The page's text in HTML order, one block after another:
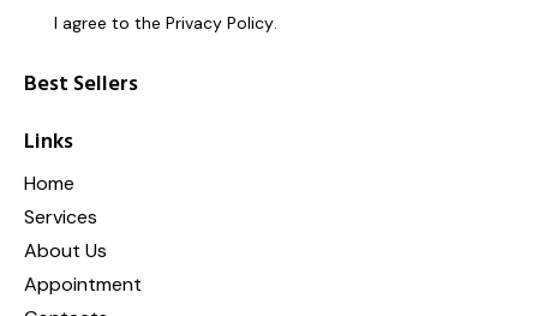
I agree to the Privacy Policy.
Best Sellers
Links
Home
Services
About Us
Appointment